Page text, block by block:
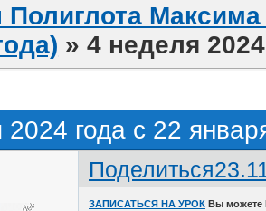
Полиглота
»4 неделя
2024 года с 22
Поделиться
ЗАПИСАТЬСЯ НА УРОК Вы